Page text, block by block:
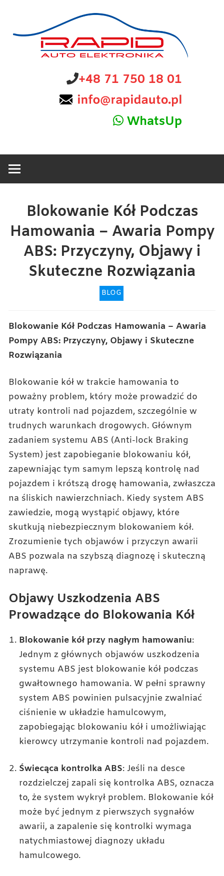
content
Rapid
Auto
+48 71 750 18 01
WhatsUp
Blokowanie Kół Podczas
Hamowania – Awaria Pompy
ABS: Przyczyny, Objawy i
Skuteczne Rozwiązania
BLOG
Blokowanie Kół Podczas Hamowania – Awaria
Pompy ABS: Przyczyny, Objawy i Skuteczne
Rozwiązania
Blokowanie kół w trakcie hamowania to
poważny problem, który może prowadzić do
utraty kontroli nad pojazdem, szczególnie w
trudnych warunkach drogowych. Głównym
zadaniem systemu ABS (Anti-lock Braking
System) jest zapobieganie blokowaniu kół,
zapewniając tym samym lepszą kontrolę nad
pojazdem i krótszą drogę hamowania, zwłaszcza
na śliskich nawierzchniach. Kiedy system ABS
zawiedzie, mogą wystąpić objawy, które
skutkują niebezpiecznym blokowaniem kół.
Zrozumienie tych objawów i przyczyn awarii
ABS pozwala na szybszą diagnozę i skuteczną
naprawę.
Objawy Uszkodzenia ABS
Prowadzące do Blokowania Kół
Blokowanie kół przy nagłym hamowaniu:
Jednym z głównych objawów uszkodzenia
systemu ABS jest blokowanie kół podczas
gwałtownego hamowania. W pełni sprawny
system ABS powinien pulsacyjnie zwalniać
ciśnienie w układzie hamulcowym,
zapobiegając blokowaniu kół i umożliwiając
kierowcy utrzymanie kontroli nad pojazdem.
Świecąca kontrolka ABS: Jeśli na desce
rozdzielczej zapali się kontrolka ABS, oznacza
to, że system wykrył problem. Blokowanie kół
może być jednym z pierwszych sygnałów
awarii, a zapalenie się kontrolki wymaga
natychmiastowej diagnozy układu
hamulcowego.